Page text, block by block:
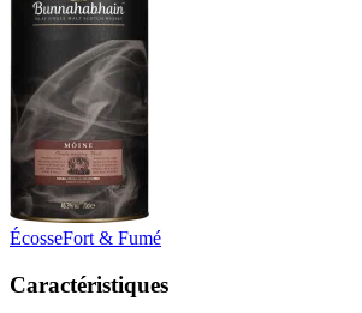
ÉcosseFort & Fumé
Caractéristiques